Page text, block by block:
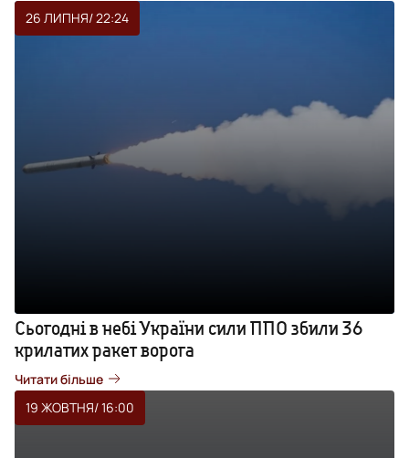
26 ЛИПНЯ/ 22:24
Сьогодні в небі України сили ППО збили 36
крилатих ракет ворога
Читати більше
19 ЖОВТНЯ/ 16:00